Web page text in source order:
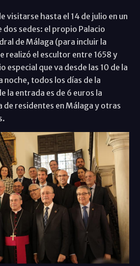
visitarse hasta el 14 de julio en un
dos sedes: el propio Palacio
de Málaga (para incluir la
realizó el escultor entre 1658 y
especial que va desde las 10 de la
noche, todos los días de la
la entrada es de 6 euros la
de residentes en Málaga y otras